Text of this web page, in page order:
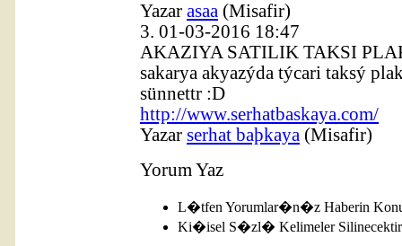
Yazar asaa (Misafir)
3. 01-03-2016 18:47
AKAZIYA SATILIK TAKSI
sakarya akyazýda týcari taksý
sünnettr :D
http://www.serhatbaskaya.com/
Yazar serhat baþkaya (Misafir)
Yorum Yaz
L�tfen Yorumlar�n�z Haberin
Ki�isel S�zl� Kelimeler